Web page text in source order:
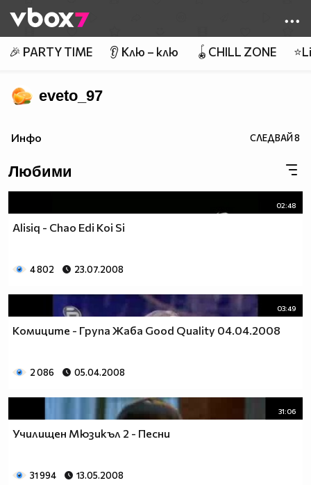
👾
🎉 PARTY TIME 👂 Клю – клю 🪀CHILL ZONE
eveto_97
Инфо СЛЕДВАЙ8
Любими
02:48
Alisiq - Chao Edi Koi Si
4 802 23.07.2008
03:49
Комиците - Група Жаба Good Quality 04.04.2008
2 086 05.04.2008
31:06
Училищен Мюзикъл 2 - Песни
31 994 13.05.2008